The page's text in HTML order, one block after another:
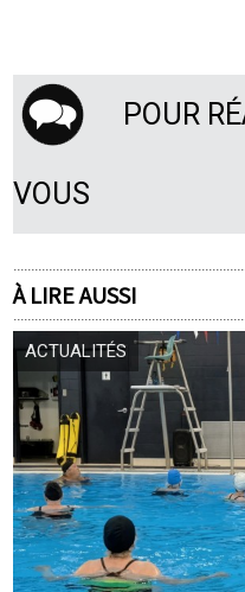
POUR
VOUS
À LIRE AUSSI
ACTUALITÉS